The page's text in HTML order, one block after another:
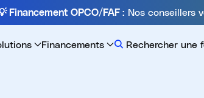
Financement OPCO/FAF : Nos conseillers
Financements Rechercher une